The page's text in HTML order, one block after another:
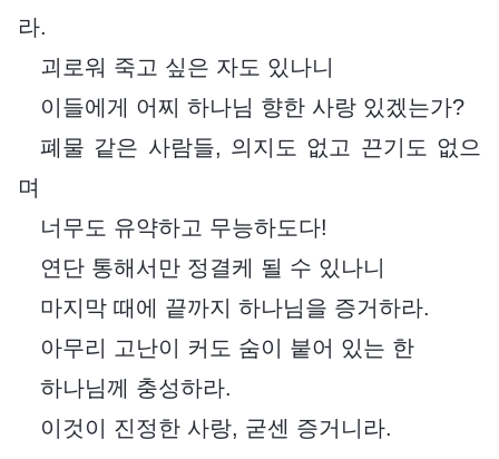
라.
괴로워 죽고 싶은 자도 있나니
이들에게 어찌 하나님 향한 사랑 있겠는가?
폐물 같은 사람들, 의지도 없고 끈기도 없으
며
너무도 유약하고 무능하도다!
연단 통해서만 정결케 될 수 있나니
마지막 때에 끝까지 하나님을 증거하라.
아무리 고난이 커도 숨이 붙어 있는 한
하나님께 충성하라.
이것이 진정한 사랑, 굳센 증거니라.